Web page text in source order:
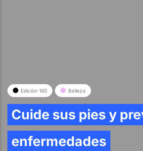
Edición 160 Belleza
Cuide sus pies y
enfermedades